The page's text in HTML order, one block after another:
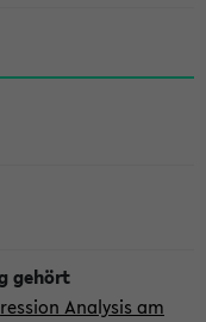
Analysis am